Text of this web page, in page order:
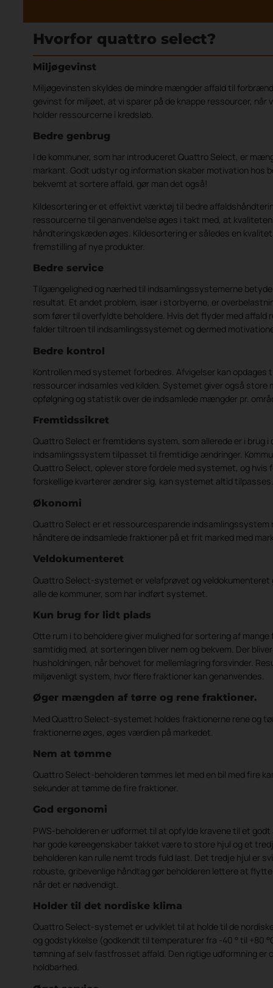
Hvorfor quattro select?
Miljøgevinst
Miljøgevinsten skyldes de mindre mængder affald til
gevinst for miljøet, at vi sparer på de knappe ressourcer, når
holder ressourcerne i kredsløb.
Bedre genbrug
I de kommuner, som har introduceret Quattro Select, er
markant. Godt udstyr og information skaber motivation hos
bekvemt at sortere affald, gør man det også!
Kildesortering er et effektivt værktøj til bedre
ressourcerne til genanvendelse øges i takt med, at
håndteringskæden øges. Kildesortering er således en
fremstilling af nye produkter.
Bedre service
Tilgængelighed og nærhed til indsamlingssystemerne
resultat. Et andet problem, især i storbyerne, er
som fører til overfyldte beholdere. Hvis det flyder med affald
falder tiltroen til indsamlingssystemet og dermed
Bedre kontrol
Kontrollen med systemet forbedres. Afvigelser kan opdages
ressourcer indsamles ved kilden. Systemet giver også store
opfølgning og statistik over de indsamlede mængder pr.
Fremtidssikret
Quattro Select er fremtidens system, som allerede er i brug
indsamlingssystem tilpasset til fremtidige ændringer.
Quattro Select, oplever store fordele med systemet, og hvis
forskellige kvarterer ændrer sig, kan systemet altid tilpasses.
Økonomi
Quattro Select er et ressourcesparende indsamlingssystem
håndtere de indsamlede fraktioner på et frit marked med
Veldokumenteret
Quattro Select-systemet er velafprøvet og veldokumenteret
alle de kommuner, som har indført systemet.
Kun brug for lidt plads
Otte rum i to beholdere giver mulighed for sortering af
samtidig med, at sorteringen bliver nem og bekvem. Der
husholdningen, når behovet for mellemlagring forsvinder.
miljøvenligt system, hvor flere fraktioner kan genanvendes.
Øger mængden af tørre og rene fraktioner.
Med Quattro Select-systemet holdes fraktionerne rene og
fraktionerne øges, øges værdien på markedet.
Nem at tømme
Quattro Select-beholderen tømmes let med en bil med fire
sekunder at tømme de fire fraktioner.
God ergonomi
PWS-beholderen er udformet til at opfylde kravene til et
har gode køreegenskaber takket være to store hjul og et
beholderen kan rulle nemt trods fuld last. Det tredje hjul er
robuste, gribevenlige håndtag gør beholderen lettere at
når det er nødvendigt.
Holder til det nordiske klima
Quattro Select-systemet er udviklet til at holde til de
og godstykkelse (godkendt til temperaturer fra -40 ° til +80
tømning af selv fastfrosset affald. Den rigtige udformning er
holdbarhed.